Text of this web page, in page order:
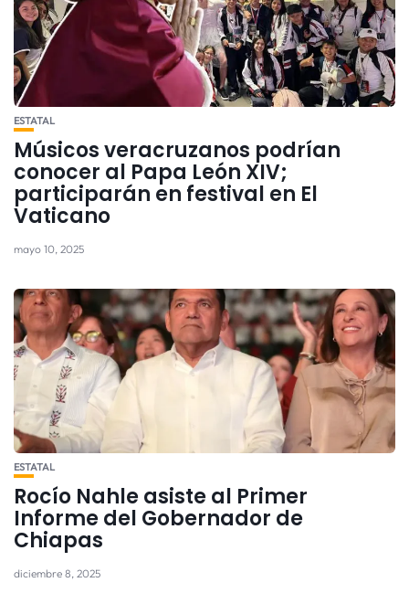
ESTATAL
Músicos veracruzanos podrían
conocer al Papa León XIV;
participarán en festival en El
Vaticano
mayo 10, 2025
ESTATAL
Rocío Nahle asiste al Primer
Informe del Gobernador de
Chiapas
diciembre 8, 2025